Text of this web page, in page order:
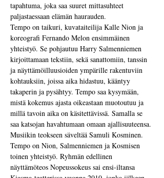
tapahtuma, joka saa suuret mittasuhteet
paljastaessaan elämän haurauden.
Tempo on taikuri, kuvataiteilija Kalle Nion ja
koreografi Fernando Melon ensimmäinen
yhteistyö. Se pohjautuu Harry Salmenniemen
kirjoittamaan tekstiin, sekä sanattomiin, tanssin
ja näyttämöilluusioiden ympärille rakentuviin
kohtauksiin, joissa aika hidastuu, kääntyy
takaperin ja pysähtyy. Tempo saa kysymään,
mistä kokemus ajasta oikeastaan muotoutuu ja
millä tavoin aika on käsitettävissä. Samalla se
saa katsojan havahtumaan omaan ajallisuuteensa.
Musiikin teokseen säveltää Samuli Kosminen.
Tempo on Nion, Salmenniemen ja Kosmisen
toinen yhteistyö. Ryhmän edellinen
näyttämöteos Nopeussokeus sai ensi-iltansa